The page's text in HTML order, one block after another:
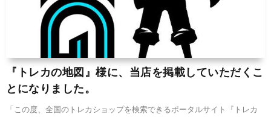
『トレカの地図』様に、当店を掲載していただくこ
とになりました。
「この度、全国のトレカショップを検索できるポータルサイト『トレカ